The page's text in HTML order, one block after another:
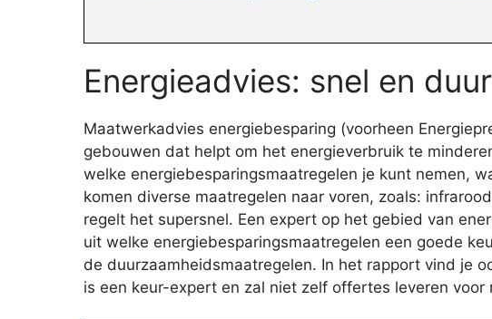
Energieadvies: snel en
Maatwerkadvies energiebesparing (voorheen
gebouwen dat helpt om het energieverbruik te
welke energiebesparingsmaatregelen je kunt nemen,
komen diverse maatregelen naar voren, zoals:
regelt het supersnel. Een expert op het gebied van
uit welke energiebesparingsmaatregelen een goede
de duurzaamheidsmaatregelen. In het rapport vind je
is een keur-expert en zal niet zelf offertes leveren